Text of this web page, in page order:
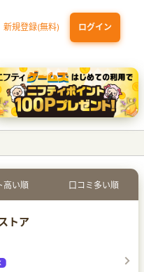
新規登録(無料) ログイン
ド（NL）（家族カード発行）
ニープラス) セットプラン
高い順 口コミ多い順
トア